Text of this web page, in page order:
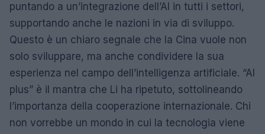
puntando a un’integrazione dell’AI in tutti i settori,
supportando anche le nazioni in via di sviluppo.
Questo è un chiaro segnale che la Cina vuole non
solo sviluppare, ma anche condividere la sua
esperienza nel campo dell’intelligenza artificiale. “AI
plus” è il mantra che Li ha ripetuto, sottolineando
l’importanza della cooperazione internazionale. Chi
non vorrebbe un mondo in cui la tecnologia viene